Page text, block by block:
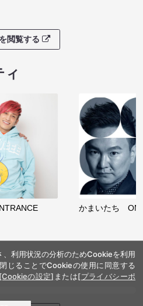
閲覧する
ィ
かまいたち
、利用状況の分析のためCookieを利用
じることでCookieの使用に同意する
[Cookieの設定] または[プライバシーポ